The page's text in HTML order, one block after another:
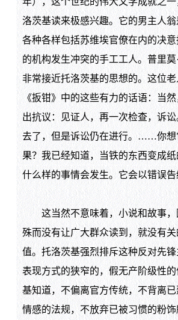
洛茨基读来极感兴趣。它的男主人
各种各样包括苏维埃官僚在内的决
的机构发生冲突的手工工人。普里莫
非常接近托洛茨基的思想的。这位
《扳钳》中的这些有力的话语：当
出抗议：见证人，再一次检查，诉
去了，但是诉讼仍在进行。……你想
果？我已经知道，当铁的东西变成
什么样的事情会发生。它会以错误告
这当然不意味着，小说和故事，
殊而没有让广大群众读到，就没有
值。托洛茨基强烈排斥这种反对先
表现方式的狭窄的，假无产阶级性
基知道，不偏离官方传统，不背离
情感的法规，不放弃已被习惯的粉